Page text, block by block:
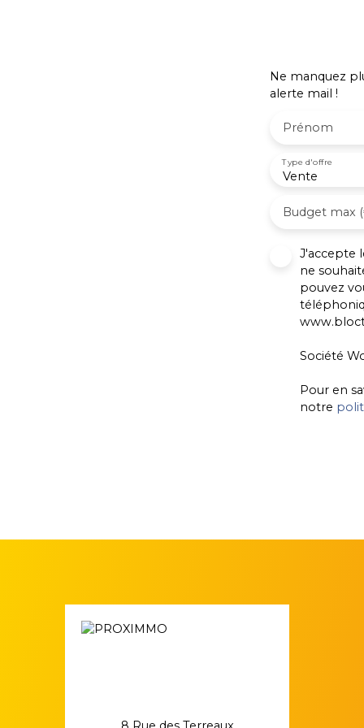
Richard CAYER-BARRIOZ au 06. 81. 18. 79.
04 – Mandataire Indépendant (EI)
Ne manquez
alerte mail !
Prénom
Vente
Type d'offre
Budget max
J'accepte
ne
pouvez
Société
Pour en
notre